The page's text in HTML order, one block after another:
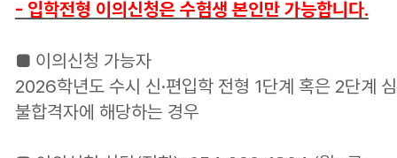
- 입학전형 이의신청은 수험생 본인만 가능합니다.
■ 이의신청 가능자
2026학년도 수시 신·편입학 전형 1단계 혹은 2단계
불합격자에 해당하는 경우